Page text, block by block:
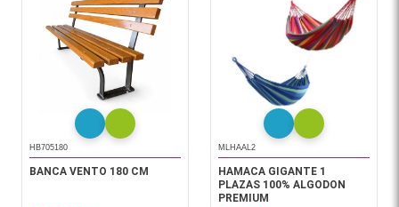
HB705180
BANCA VENTO 180 CM
MLHAAL2
HAMACA GIGANTE 1
PLAZAS 100% ALGODON
PREMIUM